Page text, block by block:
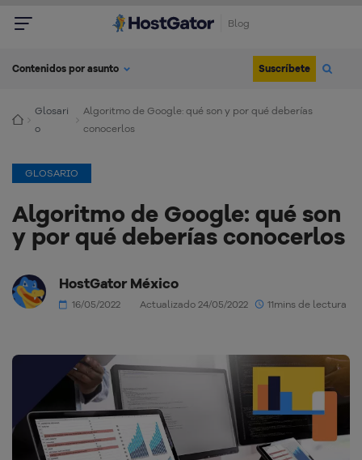
Blog
Contenidos por asunto Suscríbete
Glosari
o
Algoritmo de Google: qué son y por qué deberías
conocerlos
GLOSARIO
Algoritmo de Google: qué son
y por qué deberías conocerlos
HostGator México
16/05/2022 Actualizado 24/05/2022 11mins de lectura